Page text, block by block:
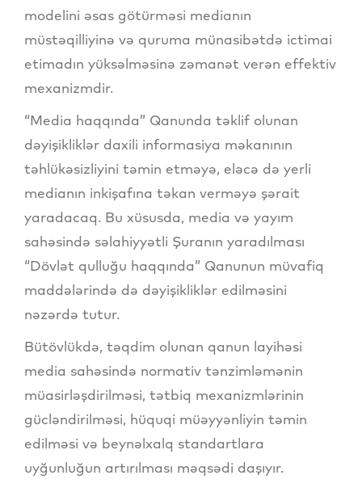
modelini əsas götürməsi medianın
müstəqilliyinə və quruma münasibətdə ictimai
etimadın yüksəlməsinə zəmanət verən effektiv
mexanizmdir.
“Media haqqında” Qanunda təklif olunan
dəyişikliklər daxili informasiya məkanının
təhlükəsizliyini təmin etməyə, eləcə də yerli
medianın inkişafına təkan verməyə şərait
yaradacaq. Bu xüsusda, media və yayım
sahəsində səlahiyyətli Şuranın yaradılması
“Dövlət qulluğu haqqında” Qanunun müvafiq
maddələrində də dəyişikliklər edilməsini
nəzərdə tutur.
Bütövlükdə, təqdim olunan qanun layihəsi
media sahəsində normativ tənzimləmənin
müasirləşdirilməsi, tətbiq mexanizmlərinin
gücləndirilməsi, hüquqi müəyyənliyin təmin
edilməsi və beynəlxalq standartlara
uyğunluğun artırılması məqsədi daşıyır.